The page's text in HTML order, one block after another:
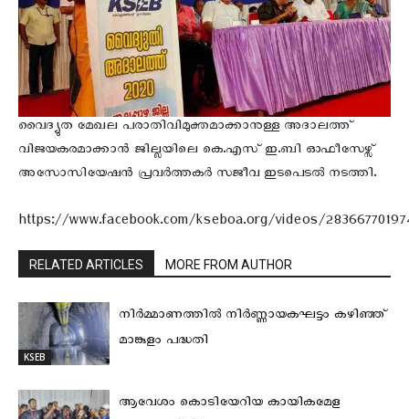
വൈദ്യുത മേഖല പരാതിവിമുക്തമാക്കാനുള്ള അദാലത്ത്
വിജയകരമാക്കാൻ ജില്ലയിലെ കെ.എസ് ഇ.ബി ഓഫീസേഴ്സ്
അസോസിയേഷൻ പ്രവർത്തകർ സജീവ ഇടപെടൽ നടത്തി.
https://www.facebook.com/kseboa.org/videos/
RELATED ARTICLES MORE FROM AUTHOR
KSEB
നിര്‍മ്മാണത്തില്‍ നിര്‍ണ്ണായകഘട്ടം കഴിഞ്ഞ്
മാങ്കുളം പദ്ധതി
ആവേശം കൊടിയേറിയ കായികമേള